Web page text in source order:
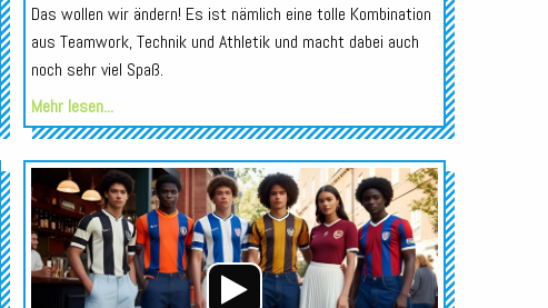
Das wollen wir ändern! Es ist nämlich eine tolle Kombination
aus Teamwork, Technik und Athletik und macht dabei auch
noch sehr viel Spaß.
Mehr lesen...
Audio-
Player
Audio-
Player